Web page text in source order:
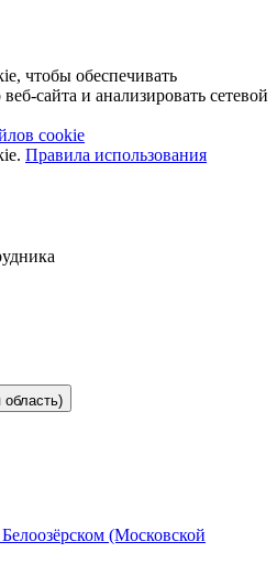
чтобы обеспечивать
сайта и анализировать сетевой
cookie
Правила использования
область)
(Московской